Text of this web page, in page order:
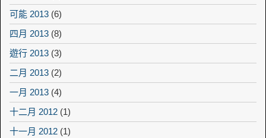
可能 2013 (6)
四月 2013 (8)
遊行 2013 (3)
二月 2013 (2)
一月 2013 (4)
十二月 2012 (1)
十一月 2012 (1)